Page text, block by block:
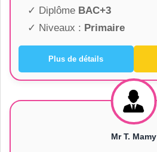
✓ Diplôme BAC+3
✓ Niveaux : Primaire
Plus de détails
Mr T. Mamy